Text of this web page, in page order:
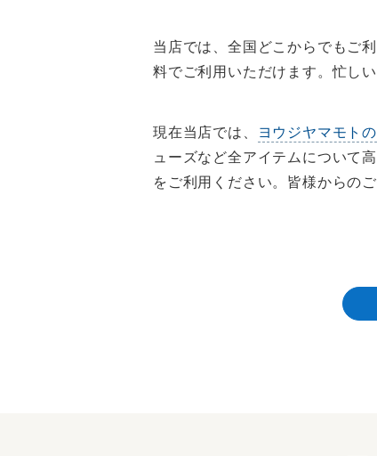
当店では、全国どこからでもご
料でご利用いただけます。忙し
現在当店では、 ヨウジヤマモト
ューズなど全アイテムについて
をご利用ください。皆様からの